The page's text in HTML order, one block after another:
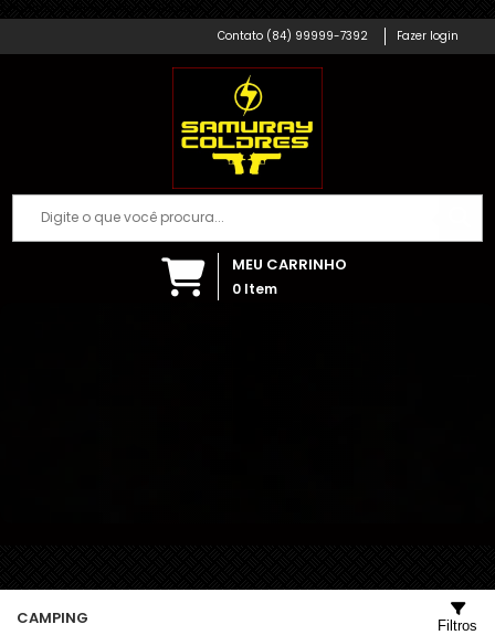
(84) 99999-7392
Fazer login
MEU CARRINHO
0 Item
CAMPING Filtros